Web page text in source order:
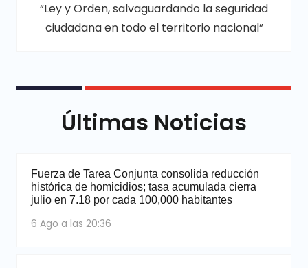
“Ley y Orden, salvaguardando la seguridad
ciudadana en todo el territorio nacional”
Últimas Noticias
Fuerza de Tarea Conjunta consolida reducción
histórica de homicidios; tasa acumulada cierra
julio en 7.18 por cada 100,000 habitantes
6 Ago a las 20:36